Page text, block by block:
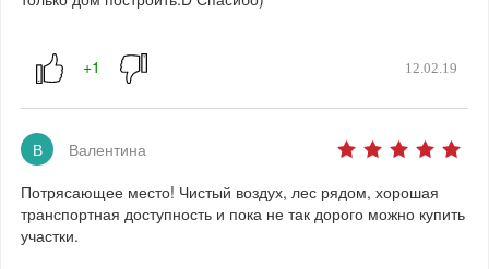
12.02.19
В
Валентина
Потрясающее место! Чистый воздух, лес рядом, хорошая
транспортная доступность и пока не так дорого можно купить
участки.